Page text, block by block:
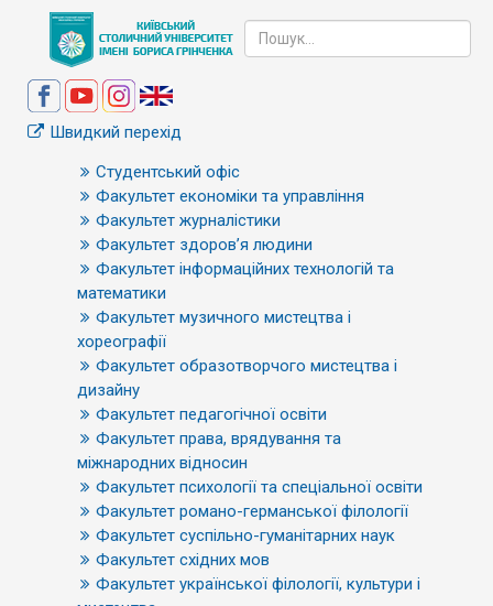
Швидкий перехід
Студентський офіс
Факультет економіки та управління
Факультет журналістики
Факультет здоров’я людини
Факультет інформаційних технологій та
математики
Факультет музичного мистецтва і
хореографії
Факультет образотворчого мистецтва і
дизайну
Факультет педагогічної освіти
Факультет права, врядування та
міжнародних відносин
Факультет психології та спеціальної освіти
Факультет романо-германської філології
Факультет суспільно-гуманітарних наук
Факультет східних мов
Факультет української філології, культури і